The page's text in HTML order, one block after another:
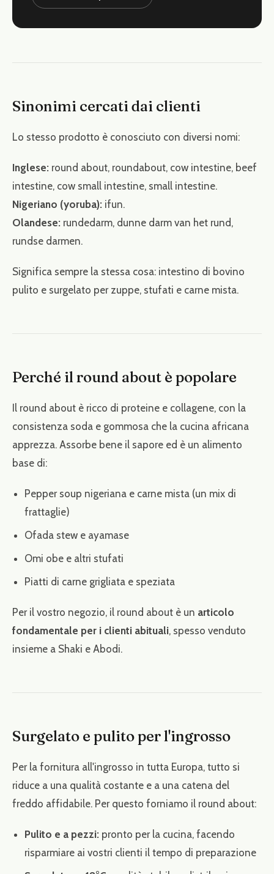
Sinonimi cercati dai clienti
Lo stesso prodotto è conosciuto con diversi nomi:
Inglese: round about, roundabout, cow intestine, beef
intestine, cow small intestine, small intestine.
Nigeriano (yoruba): ifun.
Olandese: rundedarm, dunne darm van het rund,
rundse darmen.
Significa sempre la stessa cosa: intestino di bovino
pulito e surgelato per zuppe, stufati e carne mista.
Perché il round about è popolare
Il round about è ricco di proteine e collagene, con la
consistenza soda e gommosa che la cucina africana
apprezza. Assorbe bene il sapore ed è un alimento
base di:
Pepper soup nigeriana e carne mista (un mix di
frattaglie)
Ofada stew e ayamase
Omi obe e altri stufati
Piatti di carne grigliata e speziata
Per il vostro negozio, il round about è un articolo
fondamentale per i clienti abituali, spesso venduto
insieme a Shaki e Abodi.
Surgelato e pulito per l'ingrosso
Per la fornitura all'ingrosso in tutta Europa, tutto si
riduce a una qualità costante e a una catena del
freddo affidabile. Per questo forniamo il round about:
Pulito e a pezzi: pronto per la cucina, facendo
risparmiare ai vostri clienti il tempo di preparazione